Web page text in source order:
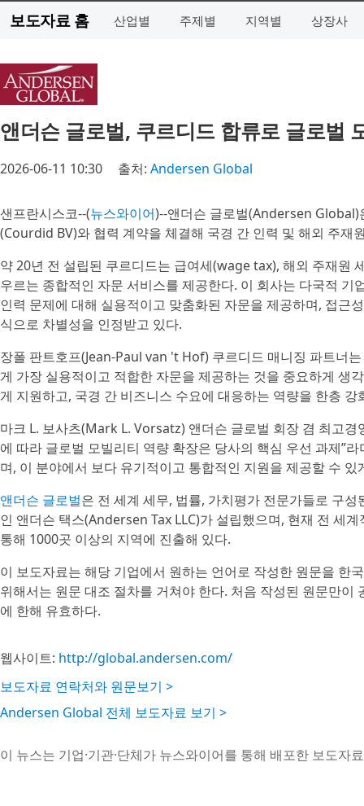
보도자료 홈 산업별 주제별 지역별 상장사
앤더슨 글로벌, 쿠르디드 합류로 글로벌
2026-06-11 10:30 출처: Andersen Global
샌프란시스코--(뉴스와이어)--앤더슨 글로벌(Andersen Global)
(Courdid BV)와 협력 계약을 체결해 국경 간 인력 및 해외 주재
약 20년 전 설립된 쿠르디드는 급여세(wage tax), 해외 주재원
우르는 종합적인 자문 서비스를 제공한다. 이 회사는 다국적
인력 문제에 대해 실용적이고 맞춤화된 자문을 제공하며, 접근
식으로 차별성을 인정받고 있다.
장폴 판트호프(Jean-Paul van 't Hof) 쿠르디드 매니징 파트너
게 가장 실용적이고 적합한 자문을 제공하는 것을 중요하게 생
게 지원하고, 국경 간 비즈니스 수요에 대응하는 역량을 한층 강
마크 L. 보사츠(Mark L. Vorsatz) 앤더슨 글로벌 회장 겸 최고
에 따라 글로벌 모빌리티 역량 확장은 당사의 핵심 우선 과제”
며, 이 분야에서 보다 유기적이고 통합적인 지원을 제공할 수 있
앤더슨 글로벌은 전 세계 세무, 법률, 가치평가 전문가들로 구
인 앤더슨 택스(Andersen Tax LLC)가 설립했으며, 현재 전 세
통해 1000곳 이상의 지역에 진출해 있다.
이 보도자료는 해당 기업에서 원하는 언어로 작성한 원문을 한
위해서는 원문 대조 절차를 거쳐야 한다. 처음 작성된 원문만
에 한해 유효하다.
웹사이트: http://global.andersen.com/
보도자료 연락처와 원문보기 >
Andersen Global 전체 보도자료 보기 >
이 뉴스는 기업·기관·단체가 뉴스와이어를 통해 배포한 보도자